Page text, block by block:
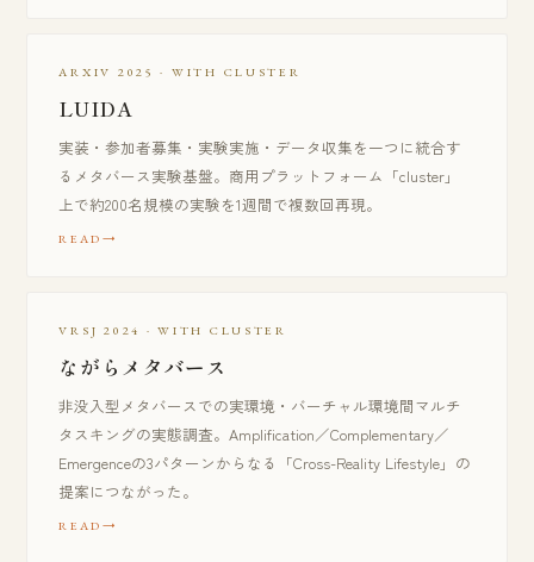
ARXIV 2025 · WITH CLUSTER
LUIDA
実装・参加者募集・実験実施・データ収集を一つに統合す
るメタバース実験基盤。商用プラットフォーム「cluster」
上で約200名規模の実験を1週間で複数回再現。
READ
VRSJ 2024 · WITH CLUSTER
ながらメタバース
非没入型メタバースでの実環境・バーチャル環境間マルチ
タスキングの実態調査。Amplification／Complementary／
Emergenceの3パターンからなる「Cross-Reality Lifestyle」の
提案につながった。
READ